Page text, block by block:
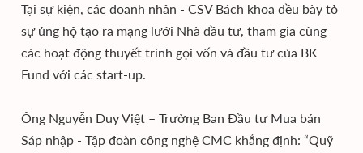
Tại sự kiện, các doanh nhân - CSV Bách khoa đều bày tỏ
sự ủng hộ tạo ra mạng lưới Nhà đầu tư, tham gia cùng
các hoạt động thuyết trình gọi vốn và đầu tư của BK
Fund với các start-up.
Ông Nguyễn Duy Việt – Trưởng Ban Đầu tư Mua bán
Sáp nhập - Tập đoàn công nghệ CMC khẳng định: “Quỹ